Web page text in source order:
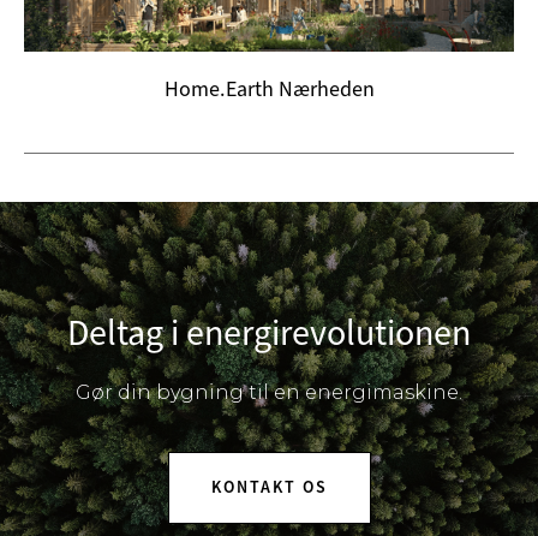
Home.Earth Nærheden
Deltag i energirevolutionen
Gør din bygning til en energimaskine.
KONTAKT OS